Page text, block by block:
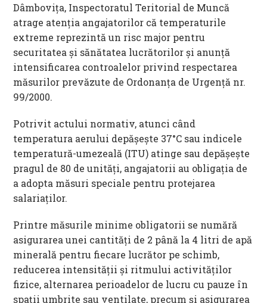
Dâmbovița, Inspectoratul Teritorial de Muncă
atrage atenția angajatorilor că temperaturile
extreme reprezintă un risc major pentru
securitatea și sănătatea lucrătorilor și anunță
intensificarea controalelor privind respectarea
măsurilor prevăzute de Ordonanța de Urgență nr.
99/2000.
Potrivit actului normativ, atunci când
temperatura aerului depășește 37°C sau indicele
temperatură-umezeală (ITU) atinge sau depășește
pragul de 80 de unități, angajatorii au obligația de
a adopta măsuri speciale pentru protejarea
salariaților.
Printre măsurile minime obligatorii se numără
asigurarea unei cantități de 2 până la 4 litri de apă
minerală pentru fiecare lucrător pe schimb,
reducerea intensității și ritmului activităților
fizice, alternarea perioadelor de lucru cu pauze în
spații umbrite sau ventilate, precum și asigurarea